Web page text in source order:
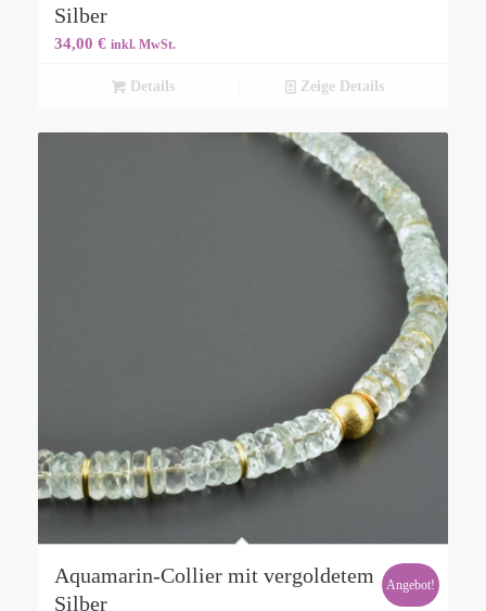
Silber
34,00 € inkl. MwSt.
Details Zeige Details
Aquamarin-Collier mit vergoldetem
Silber
Angebot!